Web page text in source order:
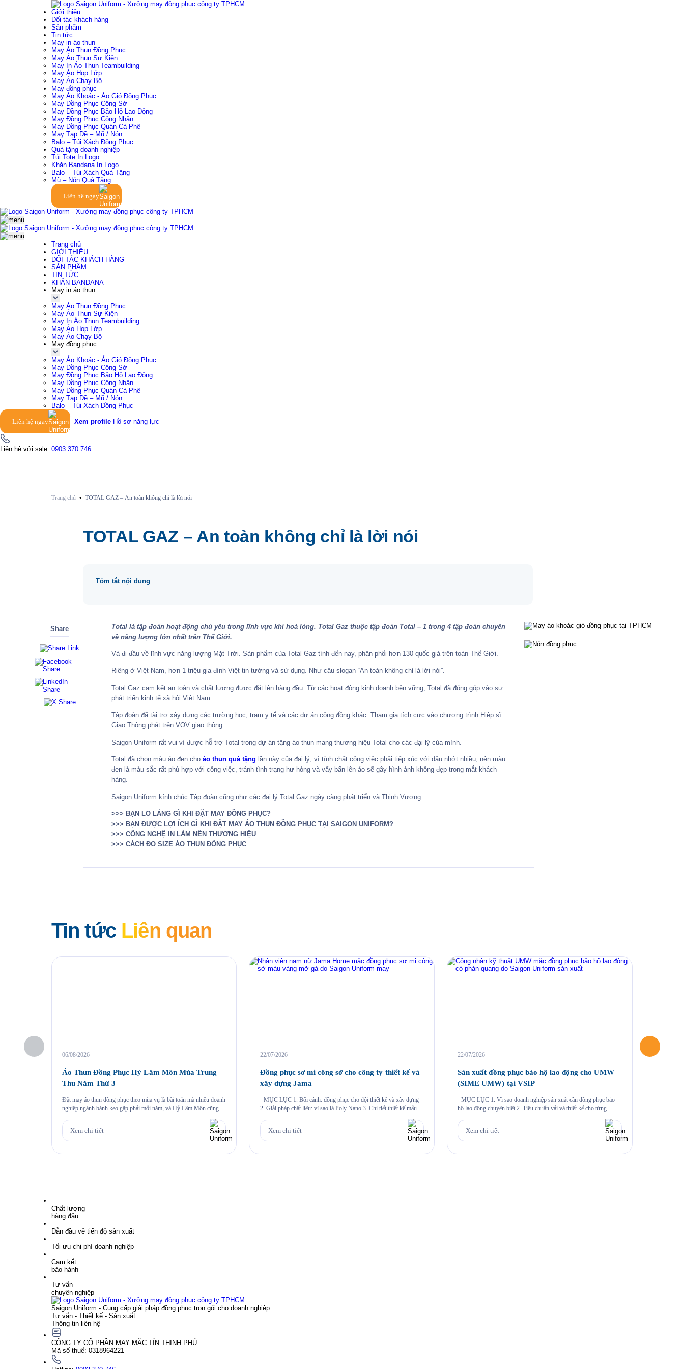
Giới thiệu
Đối tác khách hàng
Sản phẩm
Tin tức
May in áo thun
May Áo Thun Đồng Phục
May Áo Thun Sự Kiện
May In Áo Thun Teambuilding
May Áo Họp Lớp
May Áo Chạy Bộ
May đồng phục
May Áo Khoác - Áo Gió Đồng Phục
May Đồng Phục Công Sở
May Đồng Phục Bảo Hộ Lao Động
May Đồng Phục Công Nhân
May Đồng Phục Quán Cà Phê
May Tạp Dề – Mũ / Nón
Balo – Túi Xách Đồng Phục
Quà tặng doanh nghiệp
Túi Tote In Logo
Khăn Bandana In Logo
Balo – Túi Xách Quà Tặng
Mũ – Nón Quà Tặng
Liên hệ ngay
Trang chủ
GIỚI THIỆU
ĐỐI TÁC KHÁCH HÀNG
SẢN PHẨM
TIN TỨC
KHĂN BANDANA
May in áo thun
May Áo Thun Đồng Phục
May Áo Thun Sự Kiện
May In Áo Thun Teambuilding
May Áo Họp Lớp
May Áo Chạy Bộ
May đồng phục
May Áo Khoác - Áo Gió Đồng Phục
May Đồng Phục Công Sở
May Đồng Phục Bảo Hộ Lao Động
May Đồng Phục Công Nhân
May Đồng Phục Quán Cà Phê
May Tạp Dề – Mũ / Nón
Balo – Túi Xách Đồng Phục
Liên hệ ngay Xem profile Hồ sơ năng lực
Liên hệ với sale: 0903 370 746
Trang chủ • TOTAL GAZ – An toàn không chỉ là lời nói
TOTAL GAZ – An toàn không chỉ là lời nói
Tóm tắt nội dung
Share
Total là tập đoàn hoạt động chủ yếu trong lĩnh vực khí hoá lỏng. Total Gaz thuộc tập đoàn Total – 1 trong 4 tập đoàn chuyên
về năng lượng lớn nhất trên Thế Giới.
Và đi đầu về lĩnh vực năng lượng Mặt Trời. Sản phẩm của Total Gaz tính đến nay, phân phối hơn 130 quốc giá trên toàn Thế Giới.
Riêng ở Việt Nam, hơn 1 triệu gia đình Việt tin tưởng và sử dụng. Như câu slogan “An toàn không chỉ là lời nói”.
Total Gaz cam kết an toàn và chất lượng được đặt lên hàng đầu. Từ các hoạt động kinh doanh bền vững, Total đã đóng góp vào sự
phát triển kinh tế xã hội Việt Nam.
Tập đoàn đã tài trợ xây dựng các trường học, trạm y tế và các dự án cộng đồng khác. Tham gia tích cực vào chương trình Hiệp sĩ
Giao Thông phát trên VOV giao thông.
Saigon Uniform rất vui vì được hỗ trợ Total trong dự án tặng áo thun mang thương hiệu Total cho các đại lý của mình.
Total đã chọn màu áo đen choáo thun quà tặng lần này của đại lý, vì tính chất công việc phải tiếp xúc với dầu nhớt nhiều, nên màu
đen là màu sắc rất phù hợp với công việc, tránh tình trạng hư hỏng và vấy bẩn lên áo sẽ gây hình ảnh không đẹp trong mắt khách
hàng.
Saigon Uniform kính chúc Tập đoàn cũng như các đại lý Total Gaz ngày càng phát triển và Thịnh Vượng.
>>> BẠN LO LẮNG GÌ KHI ĐẶT MAY ĐỒNG PHỤC?
>>> BẠN ĐƯỢC LỢI ÍCH GÌ KHI ĐẶT MAY ÁO THUN ĐỒNG PHỤC TẠI SAIGON UNIFORM?
>>> CÔNG NGHỆ IN LÀM NÊN THƯƠNG HIỆU
>>> CÁCH ĐO SIZE ÁO THUN ĐỒNG PHỤC
Tin tức Liên quan
06/08/2026
Áo Thun Đồng Phục Hỷ Lâm Môn Mùa Trung
Thu Năm Thứ 3
Đặt may áo thun đồng phục theo mùa vụ là bài toán mà nhiều doanh
nghiệp ngành bánh kẹo gặp phải mỗi năm, và Hỷ Lâm Môn cũng
Lâm Môn lại cùng Saigon Uniform chuẩn bị một bộ đồng phục […]
Xem chi tiết
22/07/2026
Đồng phục sơ mi công sở cho công ty thiết kế và
xây dựng Jama
≡MỤC LỤC 1. Bối cảnh: đồng phục cho đội thiết kế và xây dựng
2. Giải pháp chất liệu: vì sao là Poly Nano 3. Chi tiết thiết kế mẫu
thực hiện cho Jama 6. Câu hỏi thường gặp 6.1. Vải […]
Xem chi tiết
22/07/2026
Sản xuất đồng phục bảo hộ lao động cho UMW
(SIME UMW) tại VSIP
≡MỤC LỤC 1. Vì sao doanh nghiệp sản xuất cần đồng phục bảo
hộ lao động chuyên biệt 2. Tiêu chuẩn vải và thiết kế cho từng
UMW tại VSIP 4. Quy trình đặt đồng phục bảo hộ lao động […]
Xem chi tiết
04/06/2026
Chất lượng
hàng đầu
Dẫn đầu về tiến độ sản xuất
Tối ưu chi phí doanh nghiệp
Cam kết
bảo hành
Tư vấn
chuyên nghiệp
Saigon Uniform - Cung cấp giải pháp đồng phục trọn gói cho doanh nghiệp.
Tư vấn - Thiết kế - Sản xuất
Thông tin liên hệ
CÔNG TY CỔ PHẦN MAY MẶC TÍN THỊNH PHÚ
Mã số thuế: 0318964221